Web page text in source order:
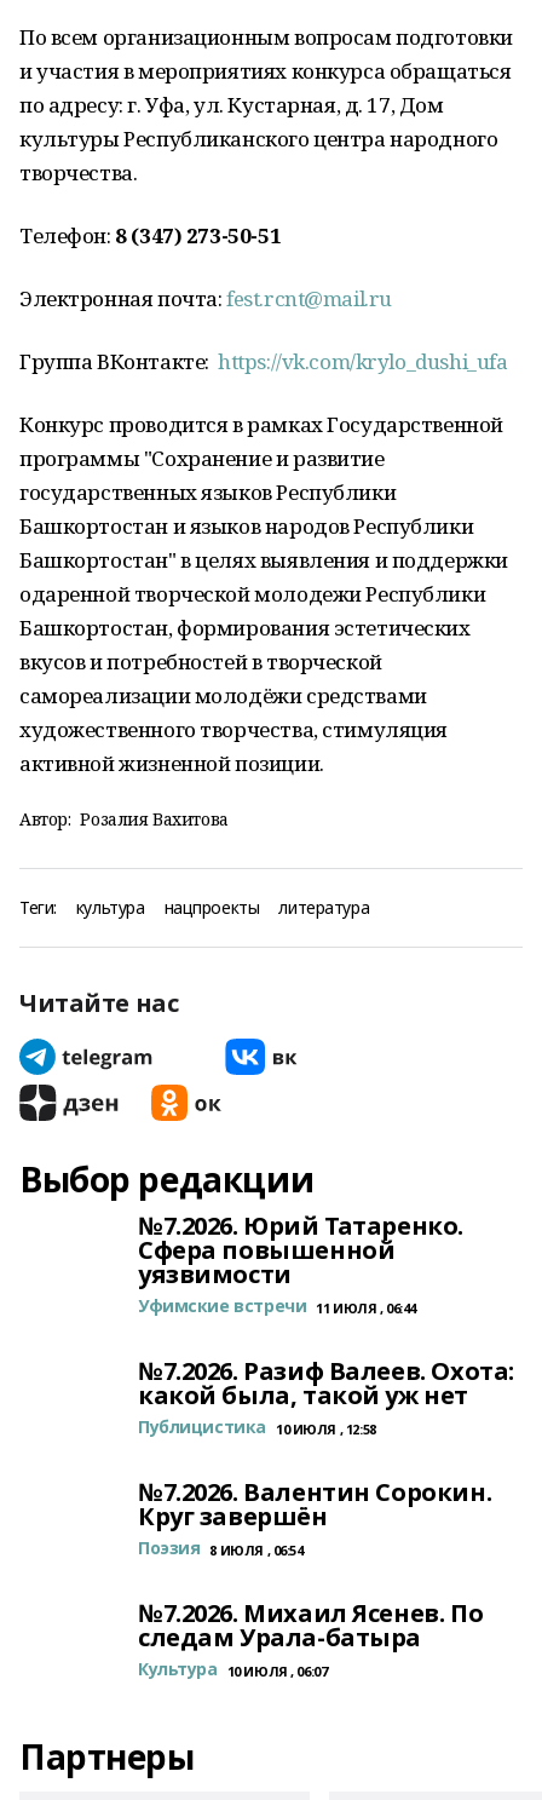
По всем организационным вопросам подготовки
и участия в мероприятиях конкурса обращаться
по адресу: г. Уфа, ул. Кустарная, д. 17, Дом
культуры Республиканского центра народного
творчества.
Телефон: 8 (347) 273-50-51
Электронная почта:fest.rcnt@mail.ru
Группа ВКонтакте:https://vk.com/krylo_dushi_ufa
Конкурс проводится в рамках Государственной
программы "Сохранение и развитие
государственных языков Республики
Башкортостан и языков народов Республики
Башкортостан" в целях выявления и поддержки
одаренной творческой молодежи Республики
Башкортостан, формирования эстетических
вкусов и потребностей в творческой
самореализации молодёжи средствами
художественного творчества, стимуляция
активной жизненной позиции.
Автор: Розалия Вахитова
Теги: культура нацпроекты литература
Читайте нас
Выбор редакции
№7.2026. Юрий Татаренко.
Сфера повышенной
уязвимости
Уфимские встречи 11 ИЮЛЯ , 06:44
№7.2026. Разиф Валеев. Охота:
какой была, такой уж нет
Публицистика 10 ИЮЛЯ , 12:58
№7.2026. Валентин Сорокин.
Круг завершён
Поэзия 8 ИЮЛЯ , 06:54
№7.2026. Михаил Ясенев. По
следам Урала-батыра
Культура 10 ИЮЛЯ , 06:07
Партнеры